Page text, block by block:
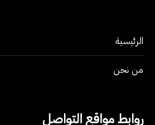
الرئيسية
من نحن
روابط مواقع التواصل